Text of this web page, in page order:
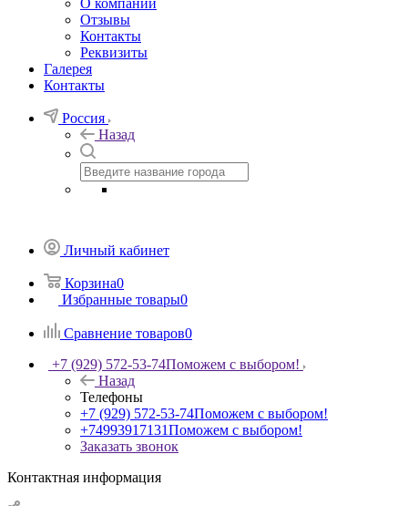
О компании
Отзывы
Контакты
Реквизиты
Галерея
Контакты
Россия
Назад
Личный кабинет
Корзина0
Избранные товары0
Сравнение товаров0
+7 (929) 572-53-74Поможем с выбором!
Назад
Телефоны
+7 (929) 572-53-74Поможем с выбором!
+74993917131Поможем с выбором!
Заказать звонок
Контактная информация